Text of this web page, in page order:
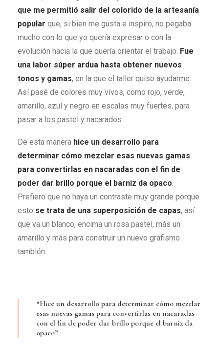
que me permitió salir del colorido de la artesanía
popular que, si bien me gusta e inspiró, no pegaba
mucho con lo que yo quería expresar o con la
evolución hacia la que quería orientar el trabajo. Fue
una labor súper ardua hasta obtener nuevos
tonos y gamas, en la que el taller quiso ayudarme.
Así pasé de colores muy vivos, como rojo, verde,
amarillo, azul y negro en escalas muy fuertes, para
pasar a los pastel y nacarados.
De esta manera hice un desarrollo para
determinar cómo mezclar esas nuevas gamas
para convertirlas en nacaradas con el fin de
poder dar brillo porque el barniz da opaco.
Prefiero que no haya un contraste muy grande porque
esto se trata de una superposición de capas, así
que va un blanco, encima un rosa pastel, más un
amarillo y más para construir un nuevo grafismo
también.
“Hice un desarrollo para determinar cómo mezclar
esas nuevas gamas para convertirlas en nacaradas
con el fin de poder dar brillo porque el barniz da
opaco”.